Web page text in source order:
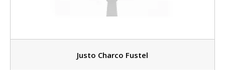
Justo Charco Fustel